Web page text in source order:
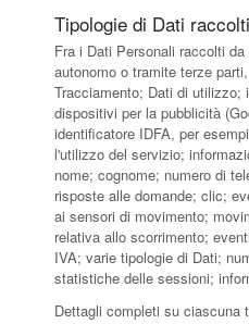
Tipologie di Dati raccolti
Fra i Dati Personali raccolti
autonomo o tramite terze
Tracciamento; Dati di utilizzo;
dispositivi per la pubblicità
identificatore IDFA, per
l'utilizzo del servizio;
nome; cognome; numero di
risposte alle domande; clic;
ai sensori di movimento;
relativa allo scorrimento;
IVA; varie tipologie di Dati;
statistiche delle sessioni;
Dettagli completi su ciascuna